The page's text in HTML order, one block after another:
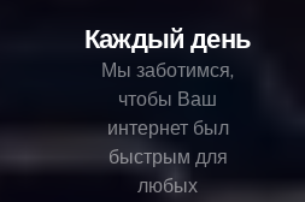
Каждый день
Мы заботимся,
чтобы Ваш
интернет был
быстрым для
любых